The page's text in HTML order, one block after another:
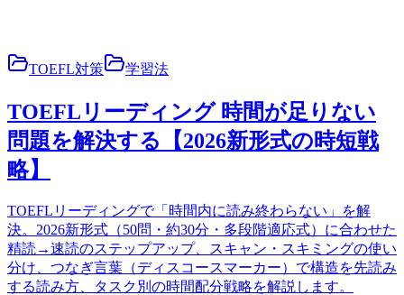
TOEFL対策 学習法
TOEFLリーディング 時間が足りない
問題を解決する【2026新形式の時短戦
略】
TOEFLリーディングで「時間内に読み終わらない」を解
決。2026新形式（50問・約30分・多段階適応式）に合わせた
精読→速読のステップアップ、スキャン・スキミングの使い
分け、つなぎ言葉（ディスコースマーカー）で構造を先読み
する読み方、タスク別の時間配分戦略を解説します。